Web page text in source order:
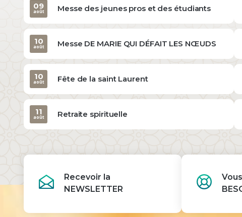
Messe des jeunes pros et des étudiants
09
août
Messe DE MARIE QUI DÉFAIT LES NŒUDS
10
août
Fête de la saint Laurent
10
août
Retraite spirituelle
11
août
Recevoir la
NEWSLETTER